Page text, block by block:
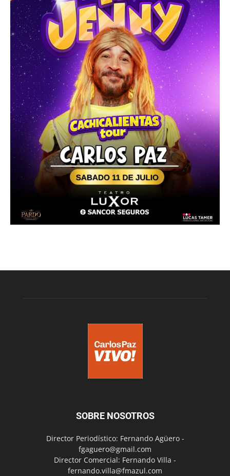
SOBRE NOSOTROS
Director Periodístico: Fernando Agüero -
fgaguero@gmail.com
Director Comercial: Fernando Villa -
fernando.villa@fmazul.com